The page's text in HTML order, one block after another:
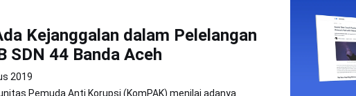
Kejanggalan dalam Pelelangan
SDN 44 Banda Aceh
2019
Pemuda Anti Korupsi (KomPAK) menilai adanya